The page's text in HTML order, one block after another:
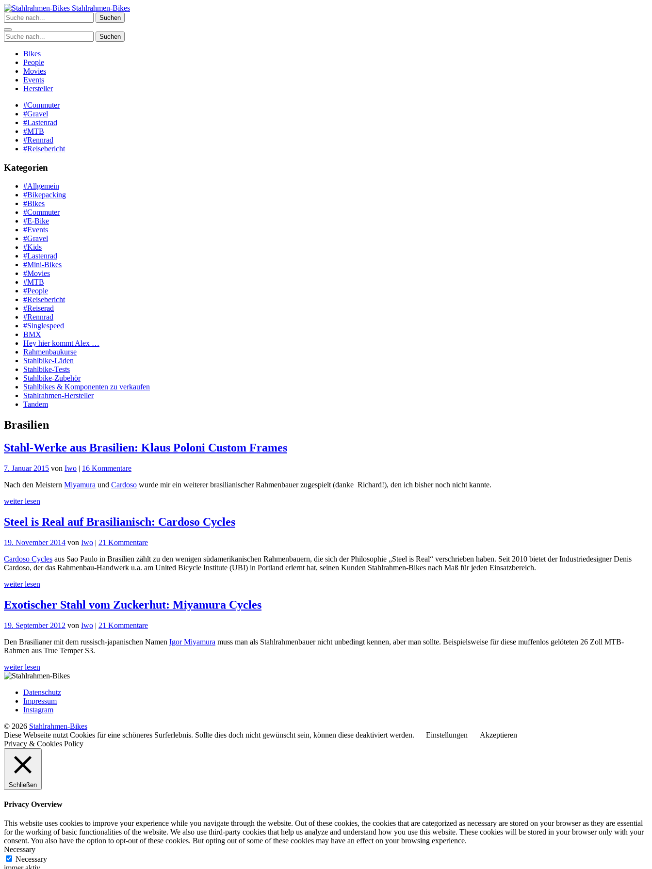
Zum
Inhalt
springen
Stahlrahmen-Bikes
Suchen
Suchen
Bikes
People
Movies
Events
Hersteller
#Commuter
#Gravel
#Lastenrad
#MTB
#Rennrad
#Reisebericht
Kategorien
#Allgemein
#Bikepacking
#Bikes
#Commuter
#E-Bike
#Events
#Gravel
#Kids
#Lastenrad
#Mini-Bikes
#Movies
#MTB
#People
#Reisebericht
#Reiserad
#Rennrad
#Singlespeed
BMX
Hey hier kommt Alex …
Rahmenbaukurse
Stahlbike-Läden
Stahlbike-Tests
Stahlbike-Zubehör
Stahlbikes & Komponenten zu verkaufen
Stahlrahmen-Hersteller
Tandem
Brasilien
Stahl-Werke aus Brasilien: Klaus Poloni Custom Frames
7. Januar 2015 von Iwo | 16 Kommentarezu
Werke
Poloni
Custom
Nach den Meistern Miyamura und Cardoso wurde mir ein weiterer brasilianischer Rahmenbauer zugespielt (danke Richard!), den ich bisher noch nicht kannte.
weiter lesen
Steel is Real auf Brasilianisch: Cardoso Cycles
19. November 2014 von Iwo | 21 Kommentarezu
is
Real
Cycles
Cardoso Cycles aus Sao Paulo in Brasilien zählt zu den wenigen südamerikanischen Rahmenbauern, die sich der Philosophie „Steel is Real“ verschrieben haben. Seit 2010 bietet der Industriedesigner Denis
Cardoso, der das Rahmenbau-Handwerk u.a. am United Bicycle Institute (UBI) in Portland erlernt hat, seinen Kunden Stahlrahmen-Bikes nach Maß für jeden Einsatzbereich.
weiter lesen
Exotischer Stahl vom Zuckerhut: Miyamura Cycles
19. September 2012 von Iwo | 21 Kommentarezu
Stahl
Den Brasilianer mit dem russisch-japanischen Namen Igor Miyamura muss man als Stahlrahmenbauer nicht unbedingt kennen, aber man sollte. Beispielsweise für diese muffenlos gelöteten 26 Zoll MTB-
Rahmen aus True Temper S3.
weiter lesen
Datenschutz
Impressum
Instagram
© 2026 Stahlrahmen-Bikes
Diese Webseite nutzt Cookies für eine schöneres Surferlebnis. Sollte dies doch nicht gewünscht sein, können diese deaktiviert werden.
Einstellungen
Akzeptieren
Privacy & Cookies Policy
Schließen
Privacy Overview
This website uses cookies to improve your experience while you navigate through the website. Out of these cookies, the cookies that are categorized as necessary are stored on your browser as they are essential
for the working of basic functionalities of the website. We also use third-party cookies that help us analyze and understand how you use this website. These cookies will be stored in your browser only with your
consent. You also have the option to opt-out of these cookies. But opting out of some of these cookies may have an effect on your browsing experience.
Necessary
Necessary